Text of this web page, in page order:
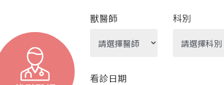
獸醫師 科別
看診日期